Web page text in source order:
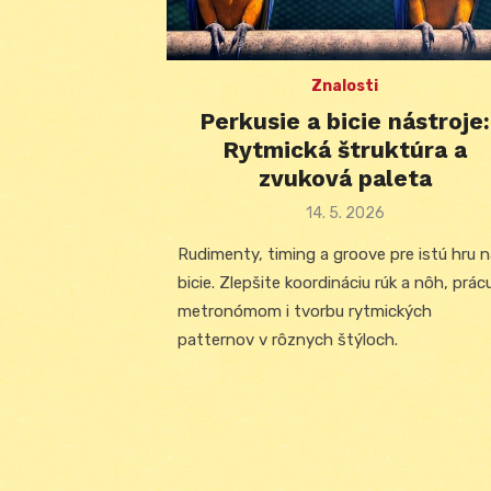
Znalosti
Perkusie a bicie nástroje:
Rytmická štruktúra a
zvuková paleta
Posted
14. 5. 2026
Rudimenty, timing a groove pre istú hru
bicie. Zlepšite koordináciu rúk a nôh,
metronómom i tvorbu rytmických
patternov v rôznych štýloch.